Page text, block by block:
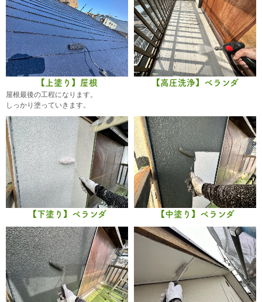
【上塗り】屋根
屋根最後の工程になります。
しっかり塗っていきます。
【高圧洗浄】ベランダ
【下塗り】ベランダ 【中塗り】ベランダ